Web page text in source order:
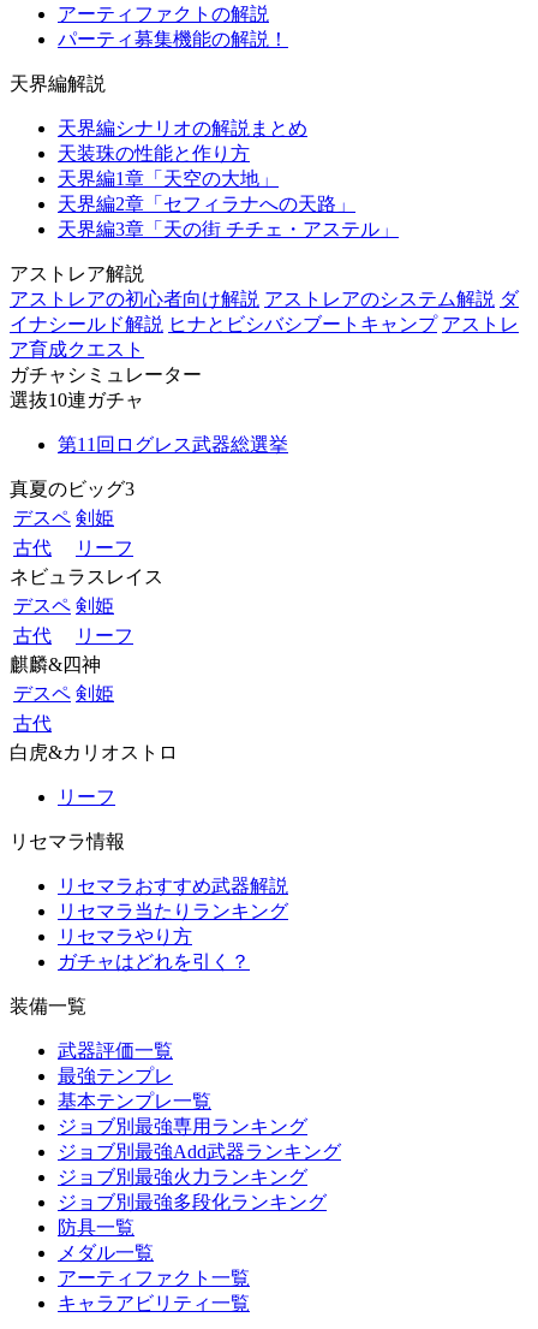
アーティファクトの解説
パーティ募集機能の解説！
天界編解説
天界編シナリオの解説まとめ
天装珠の性能と作り方
天界編1章「天空の大地」
天界編2章「セフィラナへの天路」
天界編3章「天の街 チチェ・アステル」
アストレア解説
アストレアの初心者向け解説 アストレアのシステム解説 ダ
イナシールド解説 ヒナとビシバシブートキャンプ アストレ
ア育成クエスト
ガチャシミュレーター
選抜10連ガチャ
第11回ログレス武器総選挙
真夏のビッグ3
デスペ 剣姫
古代
リーフ
ネビュラスレイス
デスペ 剣姫
古代
リーフ
麒麟&四神
デスペ 剣姫
古代
白虎&カリオストロ
リーフ
リセマラ情報
リセマラおすすめ武器解説
リセマラ当たりランキング
リセマラやり方
ガチャはどれを引く？
装備一覧
武器評価一覧
最強テンプレ
基本テンプレ一覧
ジョブ別最強専用ランキング
ジョブ別最強Add武器ランキング
ジョブ別最強火力ランキング
ジョブ別最強多段化ランキング
防具一覧
メダル一覧
アーティファクト一覧
キャラアビリティ一覧